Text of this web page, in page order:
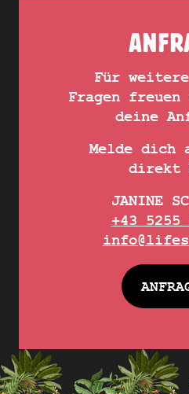
Für
Fragen
deine
Melde dich
direkt
JANINE
+43